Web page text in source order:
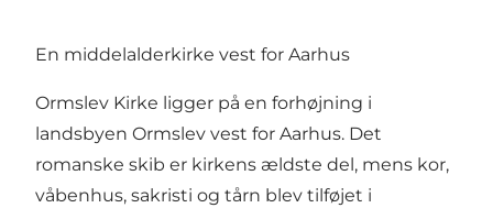
En middelalderkirke vest for Aarhus
Ormslev Kirke ligger på en forhøjning i
landsbyen Ormslev vest for Aarhus. Det
romanske skib er kirkens ældste del, mens kor,
våbenhus, sakristi og tårn blev tilføjet i